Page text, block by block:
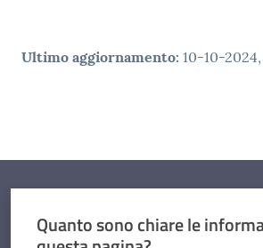
Ultimo aggiornamento: 10-10-
Quanto sono chiare le